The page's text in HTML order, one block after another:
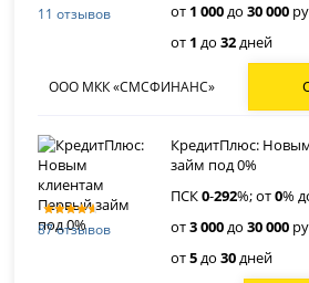
11 отзывов
от 1 000до30 000
от 1 до32дней
ООО МКК «СМСФИНАНС»
87 отзывов
КредитПлюс:
займ под 0%
ПСК0-292%; от0%
от3 000до30 000
от5до30дней